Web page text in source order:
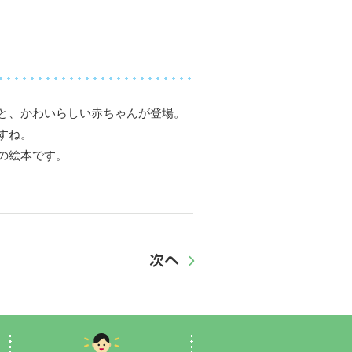
かわいらしい赤ちゃんが登場。
。
本です。
次へ